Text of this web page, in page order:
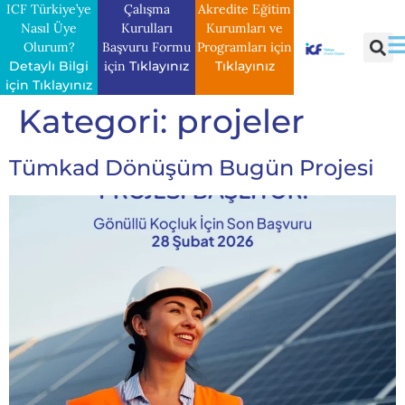
ICF Türkiye’ye
Nasıl Üye
Olurum?
Detaylı Bilgi
için Tıklayınız
Çalışma
Kurulları
Başvuru Formu
içinTıklayınız
Akredite Eğitim
Kurumları ve
Programları için
Tıklayınız
Kategori: projeler
Tümkad Dönüşüm Bugün Projesi